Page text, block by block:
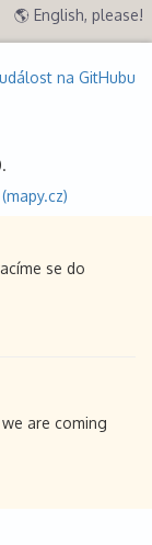
🌎 English, please!
na GitHubu
se do
are coming